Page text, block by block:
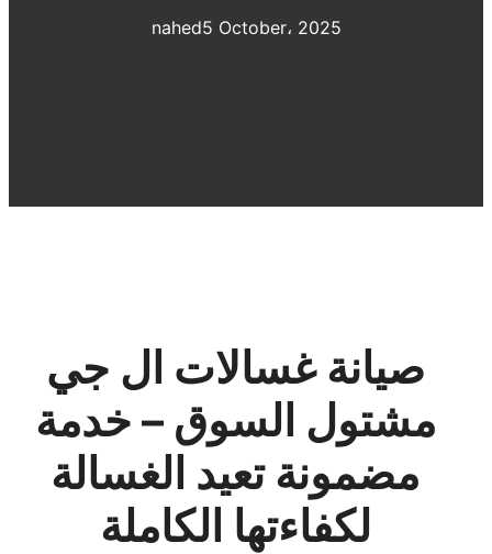
nahed5 October، 2025
صيانة غسالات ال جي
مشتول السوق – خدمة
مضمونة تعيد الغسالة
لكفاءتها الكاملة